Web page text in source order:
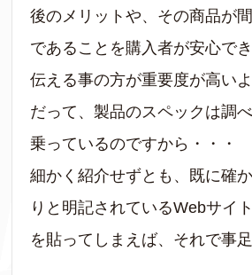
後のメリットや、その商品が
であることを購入者が安心で
伝える事の方が重要度が高い
だって、製品のスペックは調
乗っているのですから・・・
細かく紹介せずとも、既に確
りと明記されているWebサイ
を貼ってしまえば、それで事足